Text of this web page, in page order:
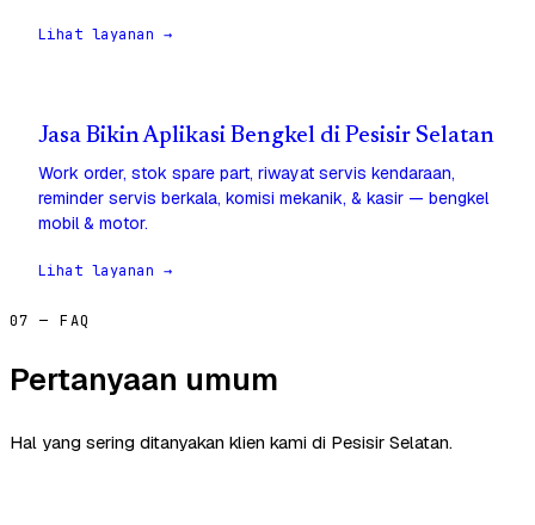
Lihat layanan →
Jasa Bikin Aplikasi Bengkel di Pesisir Selatan
Work order, stok spare part, riwayat servis kendaraan,
reminder servis berkala, komisi mekanik, & kasir — bengkel
mobil & motor.
Lihat layanan →
07 — FAQ
Pertanyaan umum
Hal yang sering ditanyakan klien kami di Pesisir Selatan.